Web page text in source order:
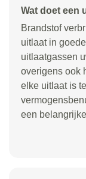
Wat doet een
Brandstof
uitlaat in
uitlaatgassen
overigens ook
elke uitlaat is
een